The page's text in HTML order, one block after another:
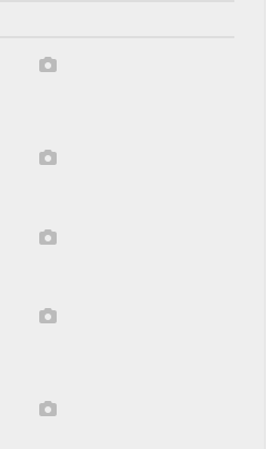
Bericht enthält keine
Bericht enthält keine
Bericht enthält keine
Bericht enthält keine
Bericht enthält keine